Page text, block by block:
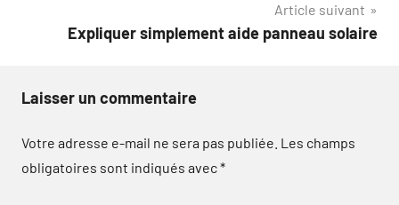
Article suivant
Expliquer simplement aide panneau solaire
Laisser un commentaire
Votre adresse e-mail ne sera pas publiée. Les champs
obligatoires sont indiqués avec*